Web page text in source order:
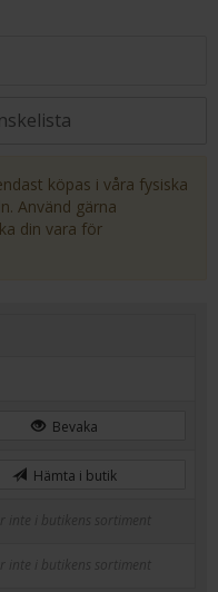
köpas i våra fysiska
Använd gärna
din vara för
Bevaka
Hämta i butik
inte i butikens sortiment
inte i butikens sortiment